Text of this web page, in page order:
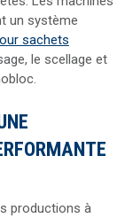
un système
sachets
le scellage et
productions à